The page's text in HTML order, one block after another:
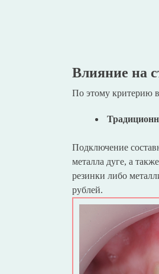
Влияние на
По этому критерию
Подключение
металла дуге, а
резинки либо
рублей.